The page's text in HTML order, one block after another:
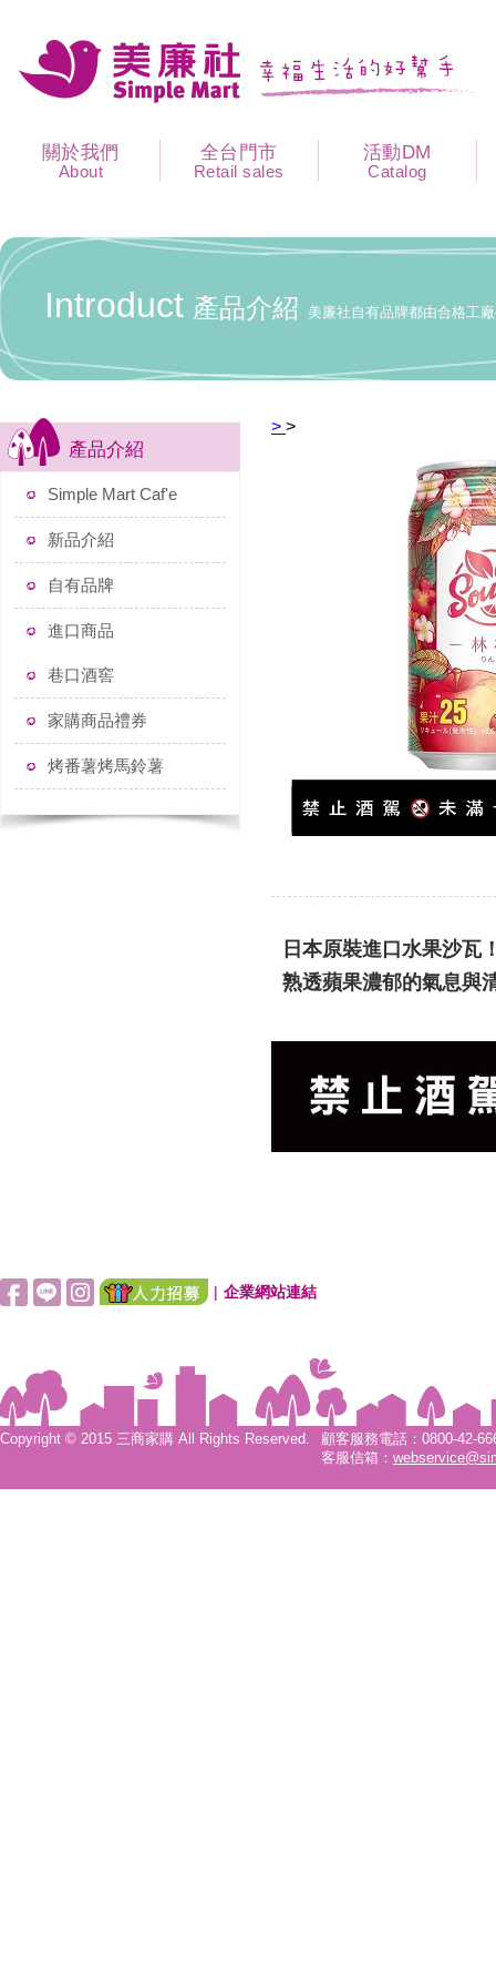
關於我們
About
全台門市
Retail sales
活動DM
Catalog
Introduct 產品介紹 美廉社自有品牌都由合格工
產品介紹
Simple Mart Caf'e
新品介紹
自有品牌
進口商品
巷口酒窖
家購商品禮券
烤番薯烤馬鈴薯
> >
日本原裝進口水果沙瓦
熟透蘋果濃郁的氣息與
| 企業網站連結
Copyright © 2015 三商家購 All Rights Reserved.
顧客服務電話：0800-42-
客服信箱：